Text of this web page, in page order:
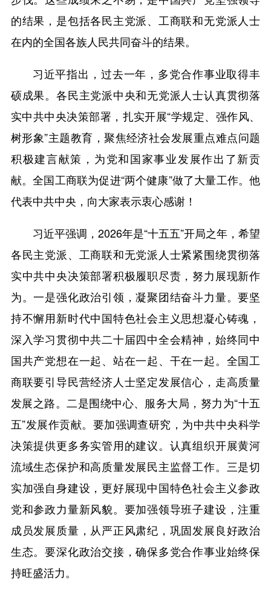
的结果，是包括各民主党派、工商联和无党派人士
在内的全国各族人民共同奋斗的结果。
习近平指出，过去一年，多党合作事业取得丰
硕成果。各民主党派中央和无党派人士认真贯彻落
实中共中央决策部署，扎实开展“学规定、强作风、
树形象”主题教育，聚焦经济社会发展重点难点问题
积极建言献策，为党和国家事业发展作出了新贡
献。全国工商联为促进“两个健康”做了大量工作。他
代表中共中央，向大家表示衷心感谢！
习近平强调，2026年是“十五五”开局之年，希望
各民主党派、工商联和无党派人士紧紧围绕贯彻落
实中共中央决策部署积极履职尽责，努力展现新作
为。一是强化政治引领，凝聚团结奋斗力量。要坚
持不懈用新时代中国特色社会主义思想凝心铸魂，
深入学习贯彻中共二十届四中全会精神，始终同中
国共产党想在一起、站在一起、干在一起。全国工
商联要引导民营经济人士坚定发展信心，走高质量
发展之路。二是围绕中心、服务大局，努力为“十五
五”发展作贡献。要加强调查研究，为中共中央科学
决策提供更多务实管用的建议。认真组织开展黄河
流域生态保护和高质量发展民主监督工作。三是切
实加强自身建设，更好展现中国特色社会主义参政
党和参政力量新风貌。要加强领导班子建设，注重
成员发展质量，从严正风肃纪，巩固发展良好政治
生态。要深化政治交接，确保多党合作事业始终保
持旺盛活力。